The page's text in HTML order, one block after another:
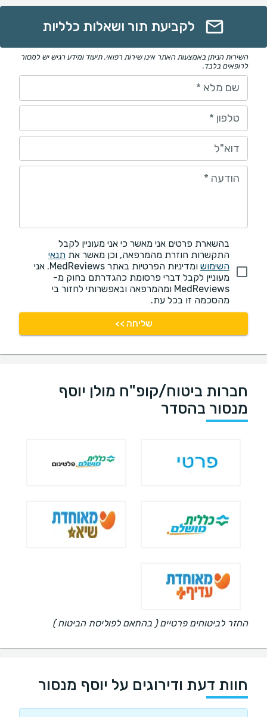
לקביעת תור ושאלות כלליות
השירות הניתן באמצעות האתר אינו שירות רפואי. תיעוד ומידע רגיש יש למסור
לרופאים בלבד.
שם מלא *
טלפון *
דוא"ל
הודעה *
בהשארת פרטים אני מאשר כי אני מעוניין לקבל
התקשרות חוזרת מהמרפאה, וכן מאשר את תנאי
השימוש
ומדיניות הפרטיות באתר MedReviews. אני
מעוניין לקבל דברי פרסומת כהגדרתם בחוק מ-
MedReviews ומהמרפאה ובאפשרותי לחזור בי
מהסכמה זו בכל עת.
שליחה >>
חברות ביטוח/קופ"ח מולן יוסף
מנסור בהסדר
החזר לביטוחים פרטיים ( בהתאם לפוליסת הביטוח )
חוות דעת ודירוגים על יוסף מנסור